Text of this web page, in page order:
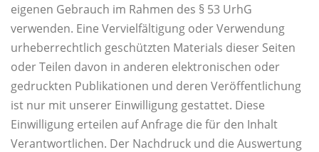
eigenen Gebrauch im Rahmen des § 53 UrhG
verwenden. Eine Vervielfältigung oder Verwendung
urheberrechtlich geschützten Materials dieser Seiten
oder Teilen davon in anderen elektronischen oder
gedruckten Publikationen und deren Veröffentlichung
ist nur mit unserer Einwilligung gestattet. Diese
Einwilligung erteilen auf Anfrage die für den Inhalt
Verantwortlichen. Der Nachdruck und die Auswertung